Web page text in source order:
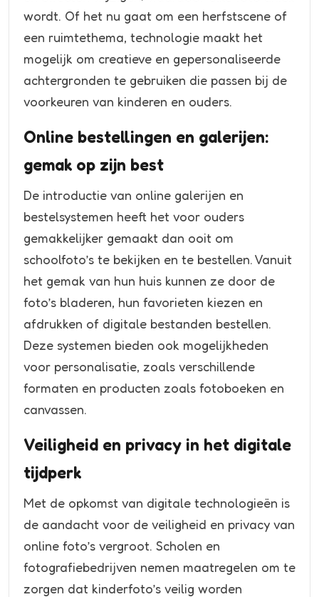
wordt. Of het nu gaat om een herfstscene of
een ruimtethema, technologie maakt het
mogelijk om creatieve en gepersonaliseerde
achtergronden te gebruiken die passen bij de
voorkeuren van kinderen en ouders.
Online bestellingen en galerijen:
gemak op zijn best
De introductie van online galerijen en
bestelsystemen heeft het voor ouders
gemakkelijker gemaakt dan ooit om
schoolfoto’s te bekijken en te bestellen. Vanuit
het gemak van hun huis kunnen ze door de
foto’s bladeren, hun favorieten kiezen en
afdrukken of digitale bestanden bestellen.
Deze systemen bieden ook mogelijkheden
voor personalisatie, zoals verschillende
formaten en producten zoals fotoboeken en
canvassen.
Veiligheid en privacy in het digitale
tijdperk
Met de opkomst van digitale technologieën is
de aandacht voor de veiligheid en privacy van
online foto’s vergroot. Scholen en
fotografiebedrijven nemen maatregelen om te
zorgen dat kinderfoto’s veilig worden